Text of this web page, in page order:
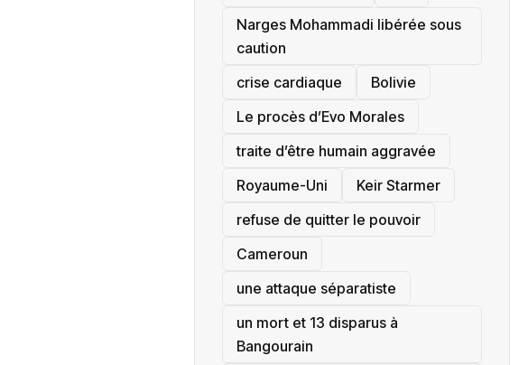
Narges Mohammadi libérée sous
caution
crise cardiaque
‎Bolivie
Le procès d’Evo Morales
traite d’être humain aggravée
‎Royaume-Uni
Keir Starmer
refuse de quitter le pouvoir
‎Cameroun
une attaque séparatiste
un mort et 13 disparus à
Bangourain